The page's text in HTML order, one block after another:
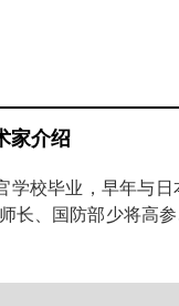
家介绍
校毕业，早年与
长、国防部少将高